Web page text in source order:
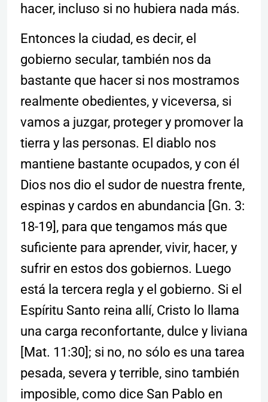
hacer, incluso si no hubiera nada más.
Entonces la ciudad, es decir, el
gobierno secular, también nos da
bastante que hacer si nos mostramos
realmente obedientes, y viceversa, si
vamos a juzgar, proteger y promover la
tierra y las personas. El diablo nos
mantiene bastante ocupados, y con él
Dios nos dio el sudor de nuestra frente,
espinas y cardos en abundancia [Gn. 3:
18-19], para que tengamos más que
suficiente para aprender, vivir, hacer, y
sufrir en estos dos gobiernos. Luego
está la tercera regla y el gobierno. Si el
Espíritu Santo reina allí, Cristo lo llama
una carga reconfortante, dulce y liviana
[Mat. 11:30]; si no, no sólo es una tarea
pesada, severa y terrible, sino también
imposible, como dice San Pablo en